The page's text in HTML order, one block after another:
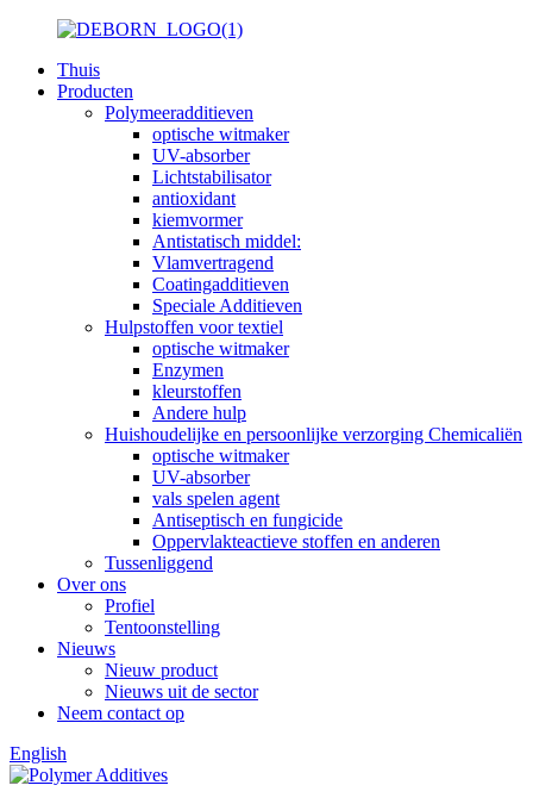
Thuis
Producten
Polymeeradditieven
optische witmaker
UV-absorber
Lichtstabilisator
antioxidant
kiemvormer
Antistatisch middel:
Vlamvertragend
Coatingadditieven
Speciale Additieven
Hulpstoffen voor textiel
optische witmaker
Enzymen
kleurstoffen
Andere hulp
Huishoudelijke en persoonlijke verzorging Chemicaliën
optische witmaker
UV-absorber
vals spelen agent
Antiseptisch en fungicide
Oppervlakteactieve stoffen en anderen
Tussenliggend
Over ons
Profiel
Tentoonstelling
Nieuws
Nieuw product
Nieuws uit de sector
Neem contact op
English